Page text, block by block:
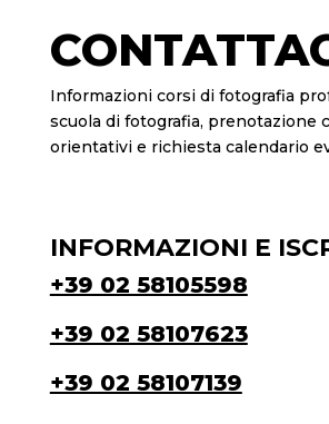
Informazioni corsi di fotografia
scuola di fotografia, prenotazione
orientativi e richiesta calendario
INFORMAZIONI E
+39 02 58105598
+39 02 58107623
+39 02 58107139